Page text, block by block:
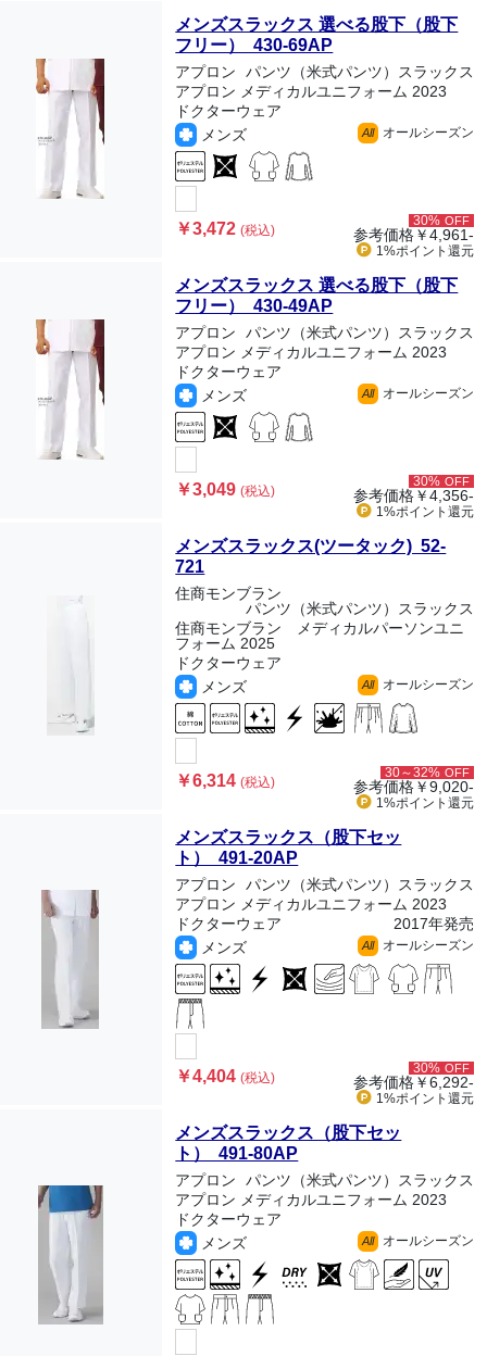
メンズスラックス 選べる股下（股下
フリー） 430-69AP
アプロン
パンツ（米式パンツ）スラックス
アプロン メディカルユニフォーム 2023
ドクターウェア
メンズ
All オールシーズン
￥3,472(税込)
30% OFF
参考価格￥4,961-
1%ポイント 還元
メンズスラックス 選べる股下（股下
フリー） 430-49AP
アプロン
パンツ（米式パンツ）スラックス
アプロン メディカルユニフォーム 2023
ドクターウェア
メンズ
All オールシーズン
￥3,049(税込)
30% OFF
参考価格￥4,356-
1%ポイント 還元
メンズスラックス(ツータック) 52-
721
住商モンブラン
パンツ（米式パンツ）スラックス
住商モンブラン メディカルパーソンユニ
フォーム 2025
ドクターウェア
メンズ
All オールシーズン
￥6,314(税込)
30～32% OFF
参考価格￥9,020-
1%ポイント 還元
メンズスラックス（股下セッ
ト） 491-20AP
アプロン
パンツ（米式パンツ）スラックス
アプロン メディカルユニフォーム 2023
ドクターウェア
2017年発売
メンズ
All オールシーズン
￥4,404(税込)
30% OFF
参考価格￥6,292-
1%ポイント 還元
メンズスラックス（股下セッ
ト） 491-80AP
アプロン
パンツ（米式パンツ）スラックス
アプロン メディカルユニフォーム 2023
ドクターウェア
メンズ
All オールシーズン